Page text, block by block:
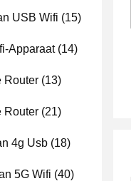
USB Wifi (15)
Apparaat(14)
Router (13)
Router (21)
4g Usb (18)
5G Wifi (40)